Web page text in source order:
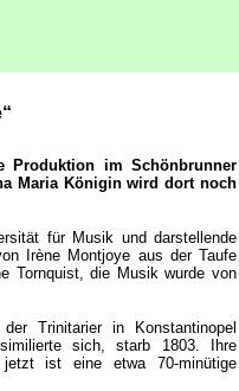
“
Produktion im Schönbrunner
Maria Königin wird dort noch
für Musik und darstellende
Irène Montjoye aus der Taufe
Tornquist, die Musik wurde von
Trinitarier in Konstantinopel
sich, starb 1803. Ihre
ist eine etwa 70-minütige